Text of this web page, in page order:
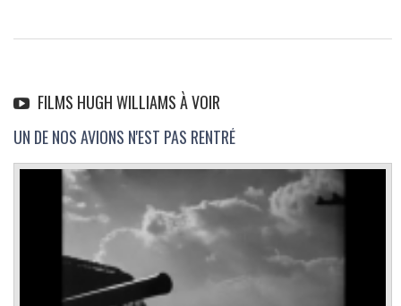
FILMS HUGH WILLIAMS À VOIR
UN DE NOS AVIONS N'EST PAS RENTRÉ